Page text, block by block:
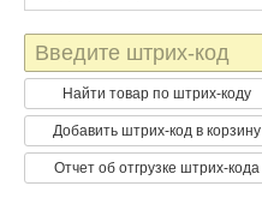
Штрих-
код
Найти товар по штрих-коду
Добавить штрих-код в корзину
Отчет об отгрузке штрих-кода